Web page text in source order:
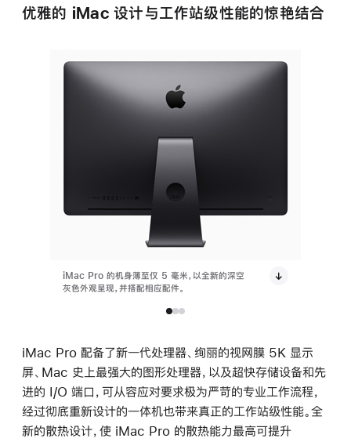
优雅的 iMac 设计与工作站级性能的惊艳结合
iMac Pro 的机身薄至仅 5 毫米，以全新的深空
灰色外观呈现，并搭配相应配件。
iMac Pro 配备了新一代处理器、绚丽的视网膜 5K 显示
屏、Mac 史上最强大的图形处理器，以及超快存储设备和先
进的 I/O 端口，可从容应对要求极为严苛的专业工作流程，
经过彻底重新设计的一体机也带来真正的工作站级性能。全
新的散热设计，使 iMac Pro 的散热能力最高可提升